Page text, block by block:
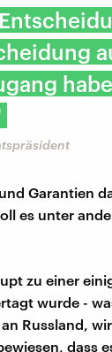
Garantien
es unter
zu einer
wurde -
Russland,
dass